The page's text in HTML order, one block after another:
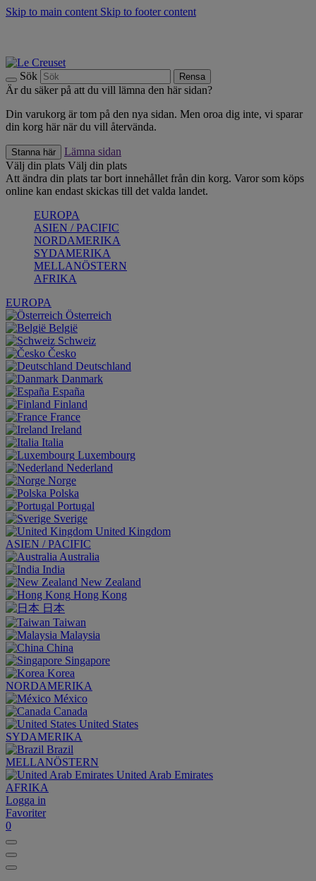
Skip to main content Skip to footer content
Sök Rensa
Är du säker på att du vill lämna den här sidan?
Din varukorg är tom på den nya sidan. Men oroa dig inte, vi sparar
din korg här när du vill återvända.
Stanna här
Lämna sidan
Välj din plats Välj din plats
Att ändra din plats tar bort innehållet från din korg. Varor som köps
online kan endast skickas till det valda landet.
EUROPA
ASIEN / PACIFIC
NORDAMERIKA
SYDAMERIKA
MELLANÖSTERN
AFRIKA
EUROPA
Österreich
België
Schweiz
Česko
Deutschland
Danmark
España
Finland
France
Ireland
Italia
Luxembourg
Nederland
Norge
Polska
Portugal
Sverige
United Kingdom
ASIEN / PACIFIC
Australia
India
New Zealand
Hong Kong
日本
Taiwan
Malaysia
China
Singapore
Korea
NORDAMERIKA
México
Canada
United States
SYDAMERIKA
Brazil
MELLANÖSTERN
United Arab Emirates
AFRIKA
Logga in
Favoriter
0